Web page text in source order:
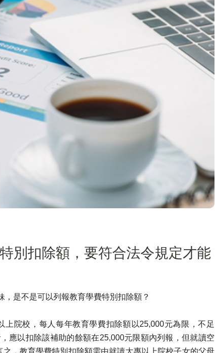
別扣除額，要符合法令規定才能
是不是可以列報教育學費特別扣除額？
院校，每人每年教育學費扣除額以25,000元為限，不足
應以扣除該補助的餘額在25,000元限額內列報，但就讀空
，教育學費特別扣除額需由就讀大專以上院校子女的父母